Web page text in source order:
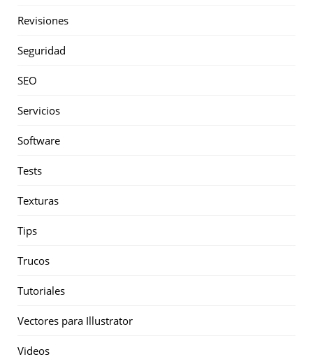
Revisiones
Seguridad
SEO
Servicios
Software
Tests
Texturas
Tips
Trucos
Tutoriales
Vectores para Illustrator
Videos